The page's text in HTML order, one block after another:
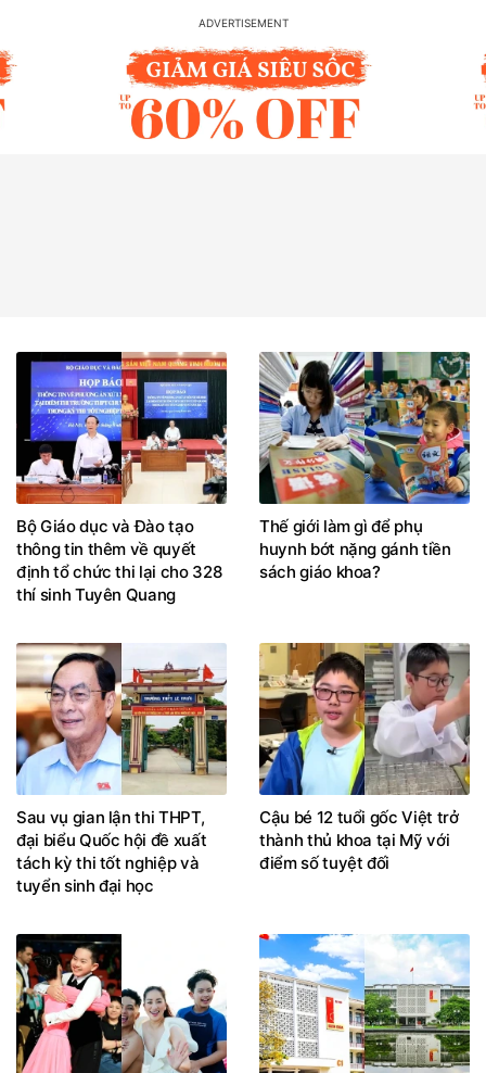
Bộ Giáo dục và Đào tạo
thông tin thêm về quyết
định tổ chức thi lại cho 328
thí sinh Tuyên Quang
Thế giới làm gì để phụ
huynh bớt nặng gánh tiền
sách giáo khoa?
Sau vụ gian lận thi THPT,
đại biểu Quốc hội đề xuất
tách kỳ thi tốt nghiệp và
tuyển sinh đại học
Cậu bé 12 tuổi gốc Việt trở
thành thủ khoa tại Mỹ với
điểm số tuyệt đối